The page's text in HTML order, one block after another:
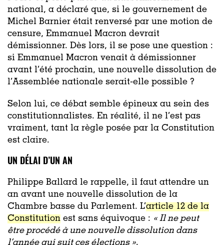
national, a déclaré que, si le gouvernement de
Michel Barnier était renversé par une motion de
censure, Emmanuel Macron devrait
démissionner. Dès lors, il se pose une question :
si Emmanuel Macron venait à démissionner
avant l’été prochain, une nouvelle dissolution de
l’Assemblée nationale serait-elle possible ?
Selon lui, ce débat semble épineux au sein des
constitutionnalistes. En réalité, il ne l’est pas
vraiment, tant la règle posée par la Constitution
est claire.
UN DÉLAI D’UN AN
Philippe Ballard le rappelle, il faut attendre un
an avant une nouvelle dissolution de la
Chambre basse du Parlement. L’article 12 de la
Constitution est sans équivoque : « Il ne peut
être procédé à une nouvelle dissolution dans
l’année qui suit ces élections ».